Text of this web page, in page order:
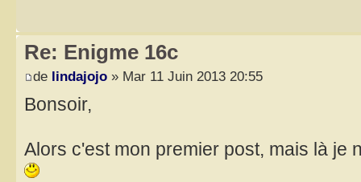
Re: Enigme 16c
de lindajojo » Mar 11 Juin 2013 20:55
Bonsoir,
Alors c'est mon premier post, mais là je